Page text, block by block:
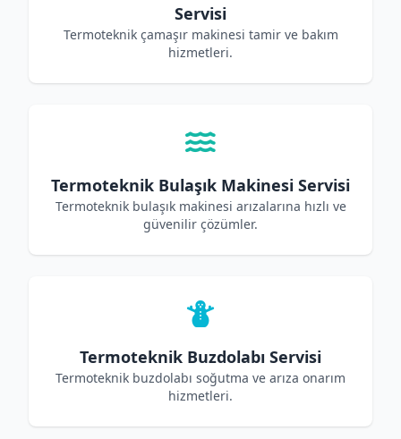
Servisi
Termoteknik çamaşır makinesi tamir ve bakım
hizmetleri.
Termoteknik Bulaşık Makinesi Servisi
Termoteknik bulaşık makinesi arızalarına hızlı ve
güvenilir çözümler.
Termoteknik Buzdolabı Servisi
Termoteknik buzdolabı soğutma ve arıza onarım
hizmetleri.